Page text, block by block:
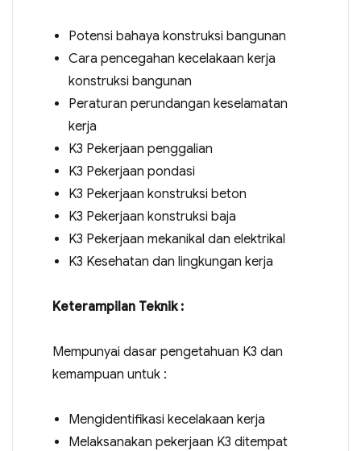
Potensi bahaya konstruksi bangunan
Cara pencegahan kecelakaan kerja
konstruksi bangunan
Peraturan perundangan keselamatan
kerja
K3 Pekerjaan penggalian
K3 Pekerjaan pondasi
K3 Pekerjaan konstruksi beton
K3 Pekerjaan konstruksi baja
K3 Pekerjaan mekanikal dan elektrikal
K3 Kesehatan dan lingkungan kerja
Keterampilan Teknik :
Mempunyai dasar pengetahuan K3 dan
kemampuan untuk :
Mengidentifikasi kecelakaan kerja
Melaksanakan pekerjaan K3 ditempat